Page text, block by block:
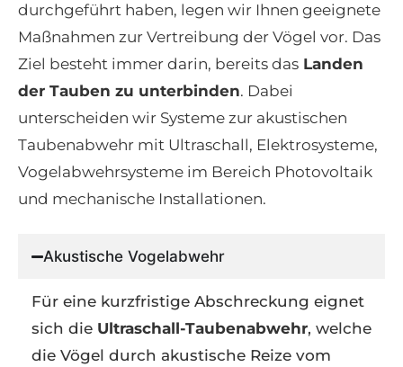
durchgeführt haben, legen wir Ihnen geeignete
Maßnahmen zur Vertreibung der Vögel vor. Das
Ziel besteht immer darin, bereits das Landen
der Tauben zu unterbinden. Dabei
unterscheiden wir Systeme zur akustischen
Taubenabwehr mit Ultraschall, Elektrosysteme,
Vogelabwehrsysteme im Bereich Photovoltaik
und mechanische Installationen.
Akustische Vogelabwehr
Für eine kurzfristige Abschreckung eignet
sich die Ultraschall-Taubenabwehr, welche
die Vögel durch akustische Reize vom